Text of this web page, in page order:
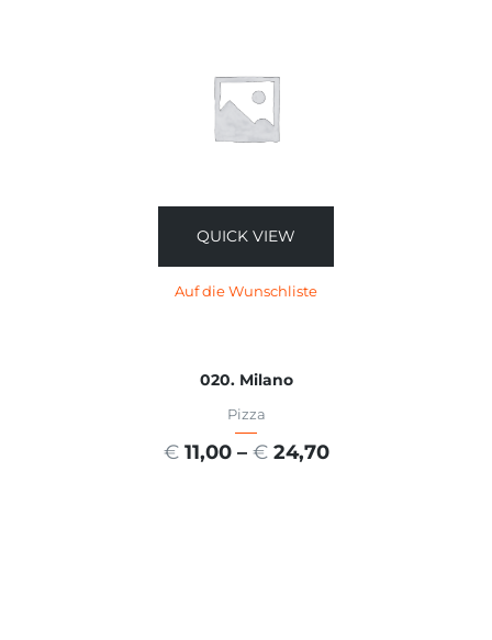
QUICK VIEW
Auf die Wunschliste
020. Milano
Pizza
€ 11,00 – € 24,70